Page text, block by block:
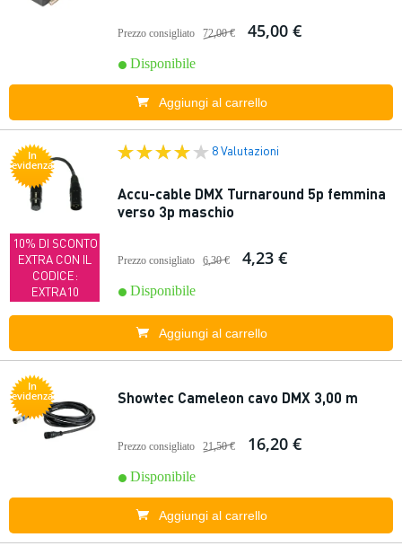
Prezzo consigliato 72,00 € 45,00 €
Disponibile
Aggiungi al carrello
In
evidenza
10% DI SCONTO
EXTRA CON IL
CODICE:
EXTRA10
8 Valutazioni
Accu-cable DMX Turnaround 5p femmina
verso 3p maschio
Prezzo consigliato 6,30 € 4,23 €
Disponibile
Aggiungi al carrello
In
evidenza Showtec Cameleon cavo DMX 3,00 m
Prezzo consigliato 21,50 € 16,20 €
Disponibile
Aggiungi al carrello